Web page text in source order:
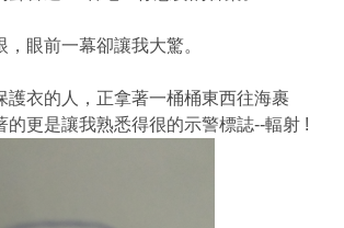
眼前一幕卻讓我大驚。
護衣的人，正拿著一桶桶東西往海裹
的更是讓我熟悉得很的示警標誌--輻射 !